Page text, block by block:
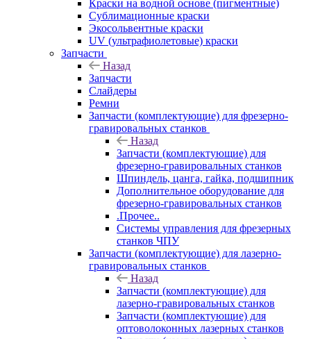
Краски на водной основе (пигментные)
Сублимационные краски
Экосольвентные краски
UV (ультрафиолетовые) краски
Запчасти
Назад
Запчасти
Слайдеры
Ремни
Запчасти (комплектующие) для фрезерно-
гравировальных станков
Назад
Запчасти (комплектующие) для
фрезерно-гравировальных станков
Шпиндель, цанга, гайка, подшипник
Дополнительное оборудование для
фрезерно-гравировальных станков
.Прочее..
Системы управления для фрезерных
станков ЧПУ
Запчасти (комплектующие) для лазерно-
гравировальных станков
Назад
Запчасти (комплектующие) для
лазерно-гравировальных станков
Запчасти (комплектующие) для
оптоволоконных лазерных станков